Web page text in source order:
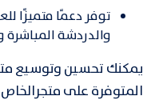
توفر دعمًا متميزًا
والدردشة المباشرة
يمكنك تحسين وتوسيع
المتوفرة على متجرالخاص